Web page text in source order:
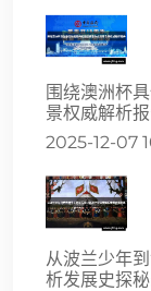
围绕澳洲杯
景权威解析
2025-12-07
从波兰少年
析发展史探